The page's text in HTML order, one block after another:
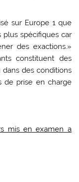
sur Europe 1 que
spécifiques car
des exactions.»
constituent des
des conditions
de prise en charge
mis en examen a